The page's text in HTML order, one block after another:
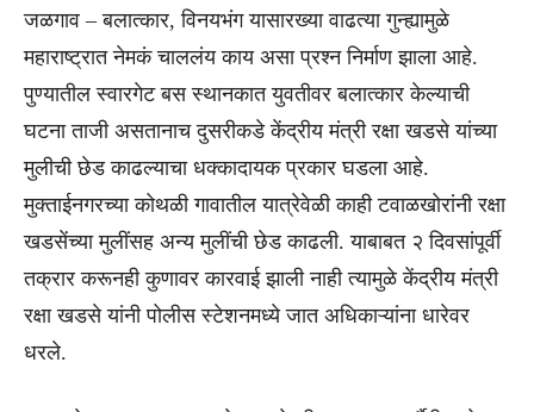
जळगाव – बलात्कार, विनयभंग यासारख्या वाढत्या गुन्ह्यामुळे
महाराष्ट्रात नेमकं चाललंय काय असा प्रश्न निर्माण झाला आहे.
पुण्यातील स्वारगेट बस स्थानकात युवतीवर बलात्कार केल्याची
घटना ताजी असतानाच दुसरीकडे केंद्रीय मंत्री रक्षा खडसे यांच्या
मुलीची छेड काढल्याचा धक्कादायक प्रकार घडला आहे.
मुक्ताईनगरच्या कोथळी गावातील यात्रेवेळी काही टवाळखोरांनी रक्षा
खडसेंच्या मुलींसह अन्य मुलींची छेड काढली. याबाबत २ दिवसांपूर्वी
तक्रार करूनही कुणावर कारवाई झाली नाही त्यामुळे केंद्रीय मंत्री
रक्षा खडसे यांनी पोलीस स्टेशनमध्ये जात अधिकाऱ्यांना धारेवर
धरले.